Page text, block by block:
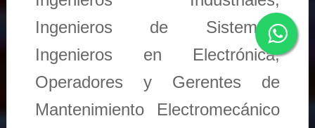
Ingenieros de Sistemas,
Ingenieros en Electrónica,
Operadores y Gerentes de
Mantenimiento Electromecánico